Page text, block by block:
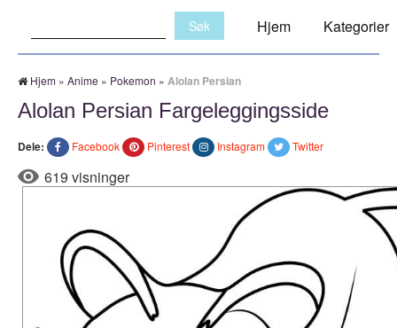
Hjem Kategorier
Hjem » Anime » Pokemon » Alolan Persian
Alolan Persian Fargeleggingsside
Dele: Facebook Pinterest Instagram Twitter
619 visninger